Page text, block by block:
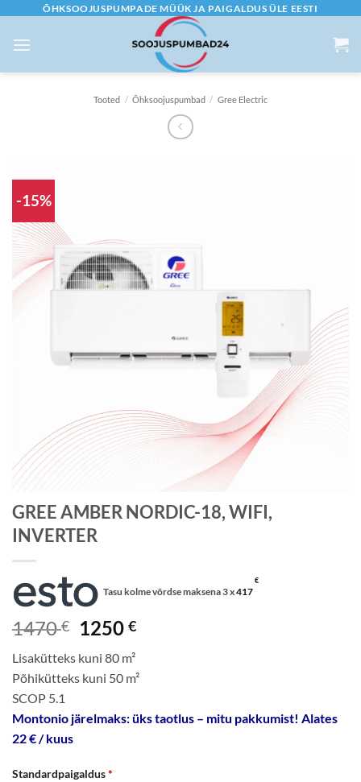
content
ÕHKSOOJUSPUMPADE MÜÜK JA PAIGALDUS ÜLE EESTI
Tooted / Õhksoojuspumbad / Gree Electric
-15%
GREE AMBER NORDIC-18, WIFI,
INVERTER
Tasu kolme võrdse maksena 3 x417
€
1470€
Algne
oli:
1470 €.
1250€Current
1250 €.
Lisakütteks kuni 80 m²
Põhikütteks kuni 50 m²
SCOP 5.1
Montonio järelmaks: üks taotlus – mitu pakkumist! Alates
22 € / kuus
Standardpaigaldus*